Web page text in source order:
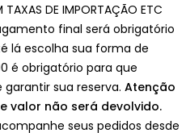
DE IMPORTAÇÃO ETC
final será obrigatório
lá escolha sua forma de
é obrigatório para que
sua reserva. Atenção
valor não será devolvido.
acompanhe seus pedidos desde